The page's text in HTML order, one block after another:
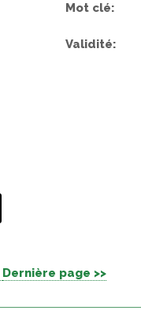
Mot clé
Validité
Dernière page >>